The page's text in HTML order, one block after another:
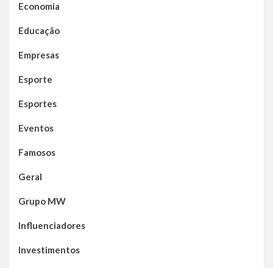
Economia
Educação
Empresas
Esporte
Esportes
Eventos
Famosos
Geral
Grupo MW
Influenciadores
Investimentos